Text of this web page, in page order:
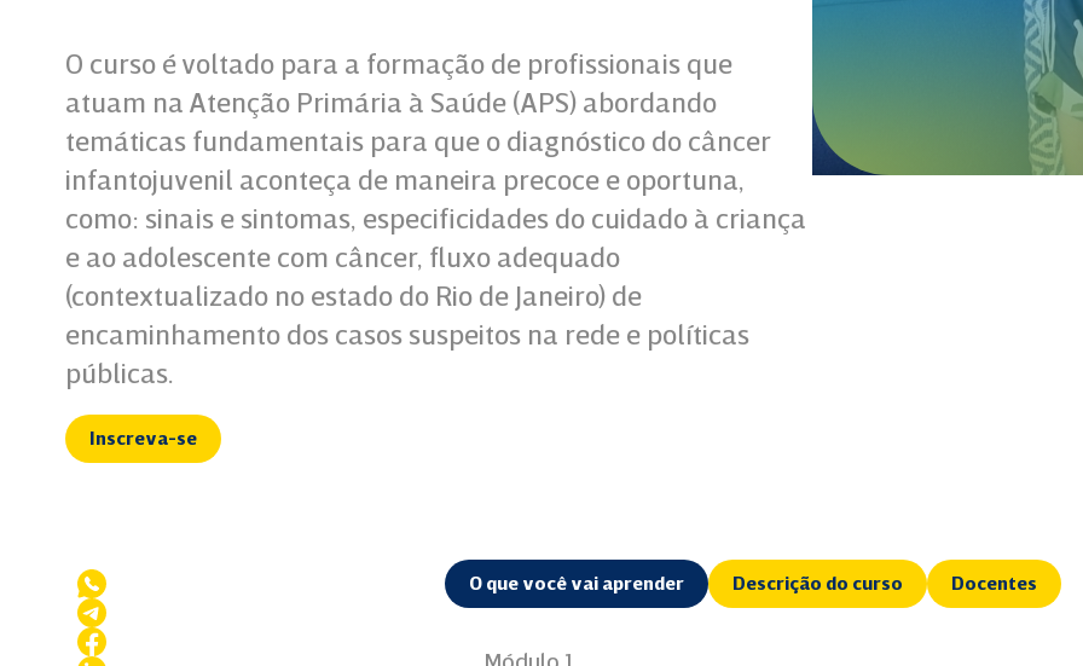
O curso é voltado para a formação de profissionais que
atuam na Atenção Primária à Saúde (APS) abordando
temáticas fundamentais para que o diagnóstico do câncer
infantojuvenil aconteça de maneira precoce e oportuna,
como: sinais e sintomas, especificidades do cuidado à criança
e ao adolescente com câncer, fluxo adequado
(contextualizado no estado do Rio de Janeiro) de
encaminhamento dos casos suspeitos na rede e políticas
públicas.
Inscreva-se
O que você vai aprender Descrição do curso Docentes